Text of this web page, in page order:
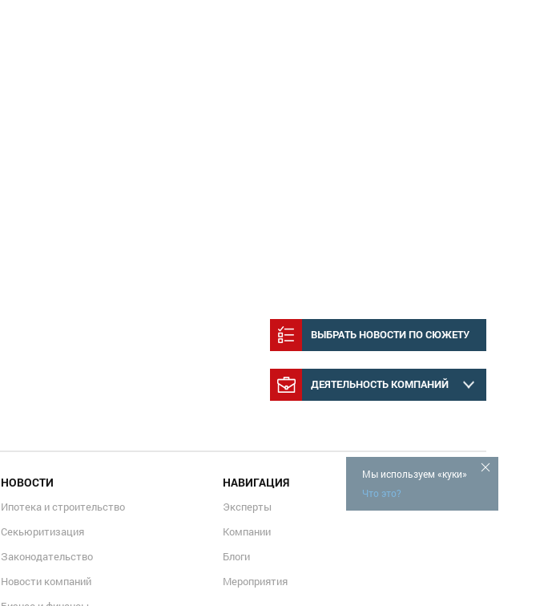
ВЫБРАТЬ НОВОСТИ ПО СЮЖЕТУ
ДЕЯТЕЛЬНОСТЬ КОМПАНИЙ
Мы используем «куки»
Что это?
НОВОСТИ
Ипотека и строительство
Секьюритизация
Законодательство
Новости компаний
НАВИГАЦИЯ
Эксперты
Компании
Блоги
Мероприятия